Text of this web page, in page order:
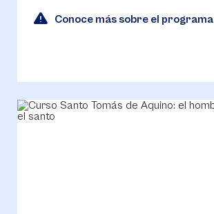
Conoce más sobre el programa